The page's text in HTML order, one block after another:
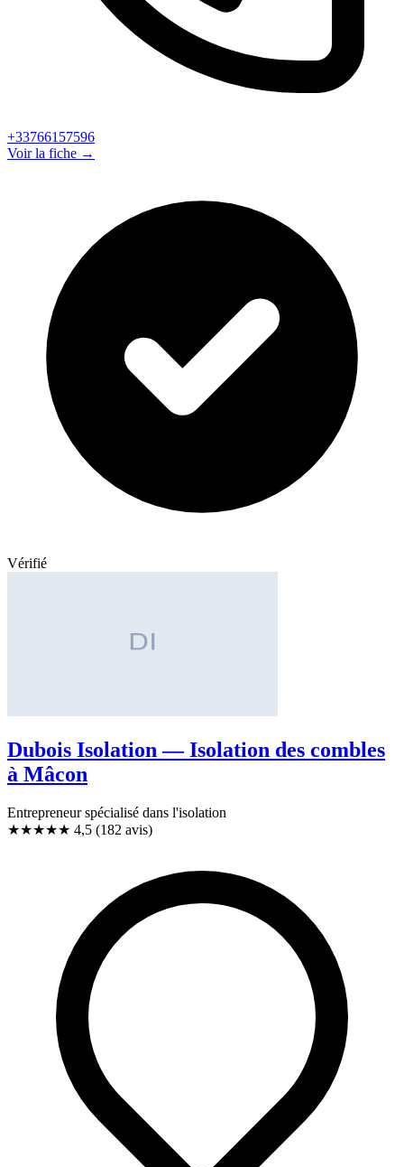
+33766157596
Voir la fiche →
Vérifié
Dubois Isolation — Isolation des combles
à Mâcon
Entrepreneur spécialisé dans l'isolation
★★★★★ 4,5 (182 avis)